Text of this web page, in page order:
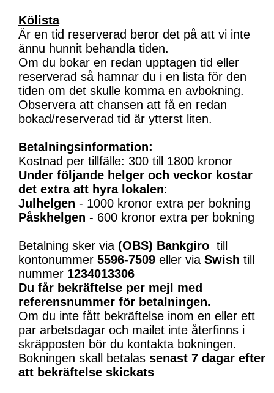
Kölista
Är en tid reserverad beror det på att vi inte
ännu hunnit behandla tiden.
Om du bokar en redan upptagen tid eller
reserverad så hamnar du i en lista för den
tiden om det skulle komma en avbokning.
Observera att chansen att få en redan
bokad/reserverad tid är ytterst liten.
Betalningsinformation:
Kostnad per tillfälle: 300 till 1800 kronor
Under följande helger och veckor kostar
det extra att hyra lokalen:
Julhelgen - 1000 kronor extra per bokning
Påskhelgen - 600 kronor extra per bokning
Betalning sker via (OBS) Bankgiro till
kontonummer 5596-7509 eller via Swish till
nummer 1234013306
Du får bekräftelse per mejl med
referensnummer för betalningen.
Om du inte fått bekräftelse inom en eller ett
par arbetsdagar och mailet inte återfinns i
skräpposten bör du kontakta bokningen.
Bokningen skall betalas senast 7 dagar efter
att bekräftelse skickats